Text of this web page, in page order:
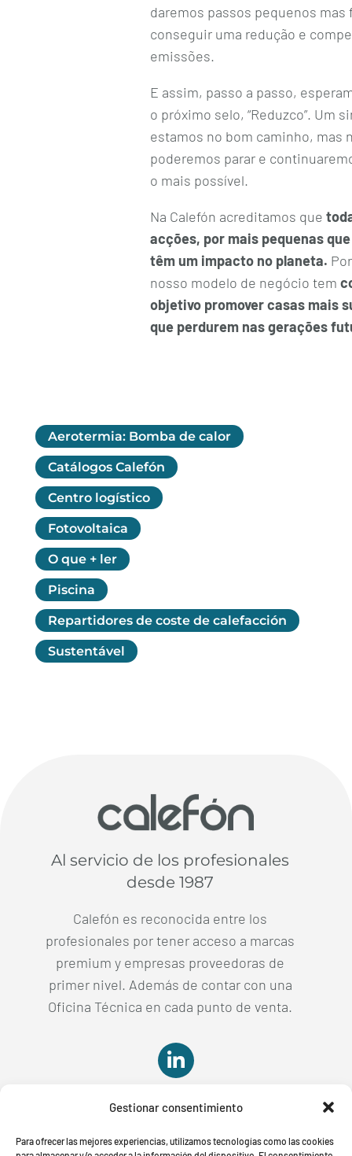
Gestionar consentimiento
Para ofrecer las mejores experiencias, utilizamos tecnologías como las cookies
daremos passos pequenos mas
conseguir uma redução e
emissões.
E assim, passo a passo,
o próximo selo, “Reduzco”. Um
estamos no bom caminho, mas
poderemos parar e
o mais possível.
Na Calefón acreditamos que
acções, por mais pequenas
têm um impacto no planeta.
nosso modelo de negócio tem
objetivo promover casas mais
que perdurem nas gerações
Aerotermia: Bomba de calor
Catálogos Calefón
Centro logístico
Fotovoltaica
O que + ler
Piscina
Repartidores de coste de calefacción
Sustentável
Al servicio de los profesionales
desde 1987
Calefón es reconocida entre los
profesionales por tener acceso a marcas
premium y empresas proveedoras de
primer nivel. Además de contar con una
Oficina Técnica en cada punto de venta.

